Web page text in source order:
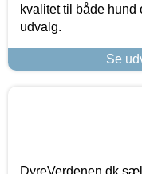
kvalitet til både hund
udvalg.
Se
DyreVerdenen.dk